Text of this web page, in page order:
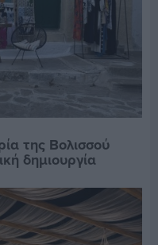
της Βολισσού
δημιουργία